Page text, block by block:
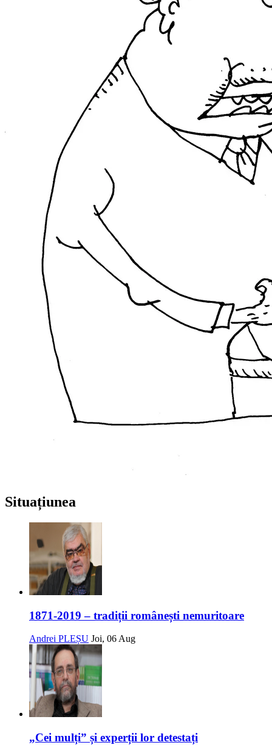
Situațiunea
1871-2019 – tradiții românești nemuritoare
Andrei PLEȘU Joi, 06 Aug
„Cei mulți” și experții lor detestați